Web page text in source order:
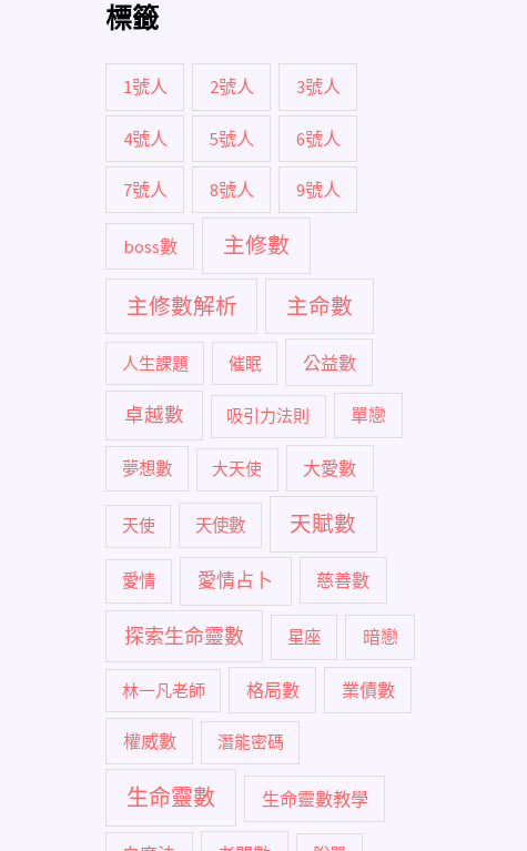
標籤
1號人 2號人 3號人
4號人 5號人 6號人
7號人 8號人 9號人
boss數 主修數
主修數解析 主命數
人生課題 催眠 公益數
卓越數 吸引力法則 單戀
夢想數 大天使 大愛數
天使 天使數 天賦數
愛情 愛情占卜 慈善數
探索生命靈數 星座 暗戀
林一凡老師 格局數 業債數
權威數 潛能密碼
生命靈數 生命靈數教學